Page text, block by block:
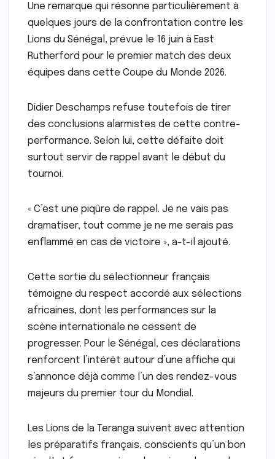
Une remarque qui résonne particulièrement à
quelques jours de la confrontation contre les
Lions du Sénégal, prévue le 16 juin à East
Rutherford pour le premier match des deux
équipes dans cette Coupe du Monde 2026.
Didier Deschamps refuse toutefois de tirer
des conclusions alarmistes de cette contre-
performance. Selon lui, cette défaite doit
surtout servir de rappel avant le début du
tournoi.
« C’est une piqûre de rappel. Je ne vais pas
dramatiser, tout comme je ne me serais pas
enflammé en cas de victoire », a-t-il ajouté.
Cette sortie du sélectionneur français
témoigne du respect accordé aux sélections
africaines, dont les performances sur la
scène internationale ne cessent de
progresser. Pour le Sénégal, ces déclarations
renforcent l’intérêt autour d’une affiche qui
s’annonce déjà comme l’un des rendez-vous
majeurs du premier tour du Mondial.
Les Lions de la Teranga suivent avec attention
les préparatifs français, conscients qu’un bon